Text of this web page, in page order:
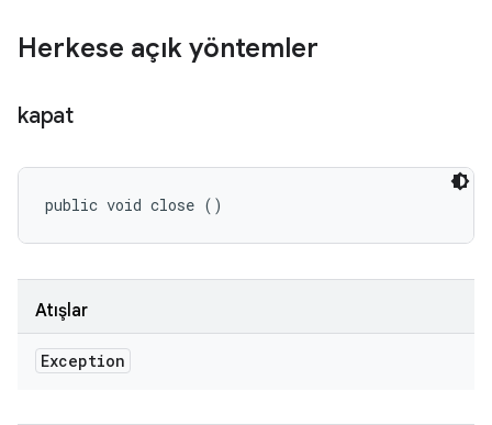
Herkese açık yöntemler
kapat
public void close ()
Atışlar
Exception